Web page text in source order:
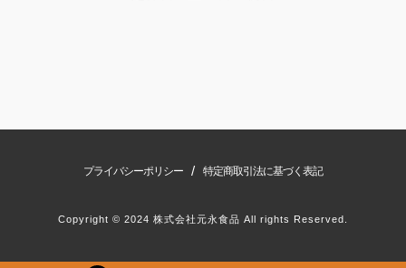
プライバシーポリシー / 特定商取引法に基づく表記
Copyright © 2024 株式会社元永食品 All rights Reserved.